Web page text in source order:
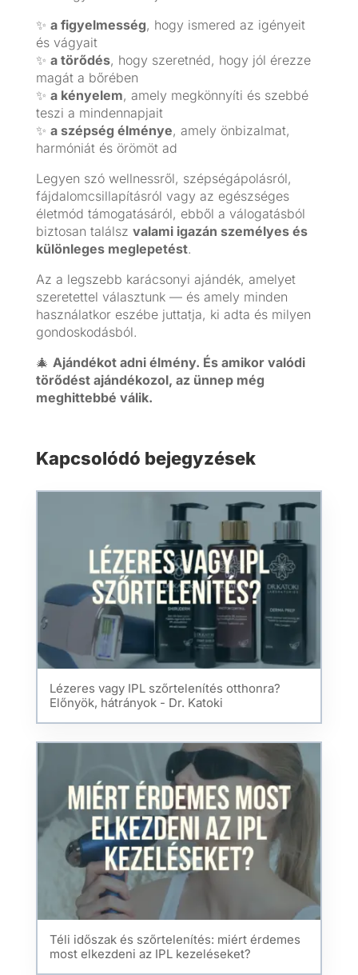
✨ a figyelmesség, hogy ismered az igényeit
és vágyait
✨ a törődés, hogy szeretnéd, hogy jól érezze
magát a bőrében
✨ a kényelem, amely megkönnyíti és szebbé
teszi a mindennapjait
✨ a szépség élménye, amely önbizalmat,
harmóniát és örömöt ad
Legyen szó wellnessről, szépségápolásról,
fájdalomcsillapításról vagy az egészséges
életmód támogatásáról, ebből a válogatásból
biztosan találsz valami igazán személyes és
különleges meglepetést.
Az a legszebb karácsonyi ajándék, amelyet
szeretettel választunk — és amely minden
használatkor eszébe juttatja, ki adta és milyen
gondoskodásból.
🎄 Ajándékot adni élmény. És amikor valódi
törődést ajándékozol, az ünnep még
meghittebbé válik.
Kapcsolódó bejegyzések
Lézeres vagy IPL szőrtelenítés otthonra?
Előnyök, hátrányok - Dr. Katoki
Téli időszak és szőrtelenítés: miért érdemes
most elkezdeni az IPL kezeléseket?